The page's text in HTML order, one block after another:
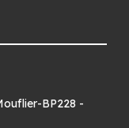
BP228 -